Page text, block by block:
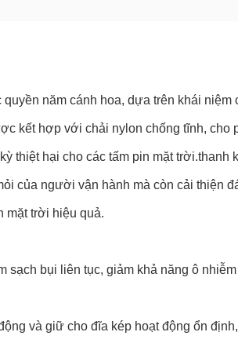
năm cánh hoa, dựa trên khái niệm
kết hợp với chải nylon chống tĩnh, cho
thiệt hại cho các tấm pin mặt trời.thanh
của người vận hành mà còn cải thiện
mặt trời hiệu quả.
sạch bụi liên tục, giảm khả năng ô
và giữ cho đĩa kép hoạt động ổn